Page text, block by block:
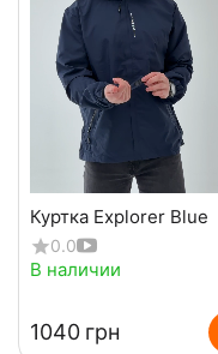
Куртка Explorer Blue
0.0
В наличии
‍1040‍ грн